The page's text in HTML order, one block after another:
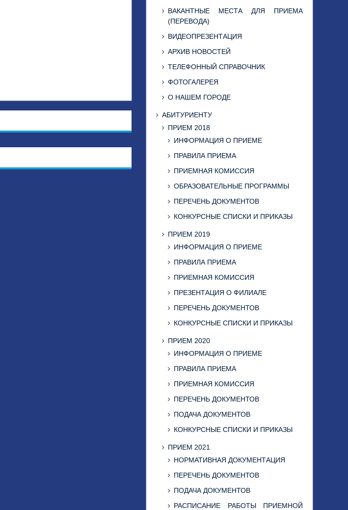
ВАКАНТНЫЕ МЕСТА ДЛЯ ПРИЕМА
(ПЕРЕВОДА)
ВИДЕОПРЕЗЕНТАЦИЯ
АРХИВ НОВОСТЕЙ
ТЕЛЕФОННЫЙ СПРАВОЧНИК
ФОТОГАЛЕРЕЯ
О НАШЕМ ГОРОДЕ
АБИТУРИЕНТУ
ПРИЕМ 2018
ИНФОРМАЦИЯ О ПРИЕМЕ
ПРАВИЛА ПРИЕМА
ПРИЕМНАЯ КОМИССИЯ
ОБРАЗОВАТЕЛЬНЫЕ ПРОГРАММЫ
ПЕРЕЧЕНЬ ДОКУМЕНТОВ
КОНКУРСНЫЕ СПИСКИ И ПРИКАЗЫ
ПРИЕМ 2019
ИНФОРМАЦИЯ О ПРИЕМЕ
ПРАВИЛА ПРИЕМА
ПРИЕМНАЯ КОМИССИЯ
ПРЕЗЕНТАЦИЯ О ФИЛИАЛЕ
ПЕРЕЧЕНЬ ДОКУМЕНТОВ
КОНКУРСНЫЕ СПИСКИ И ПРИКАЗЫ
ПРИЕМ 2020
ИНФОРМАЦИЯ О ПРИЕМЕ
ПРАВИЛА ПРИЕМА
ПРИЕМНАЯ КОМИССИЯ
ПЕРЕЧЕНЬ ДОКУМЕНТОВ
ПОДАЧА ДОКУМЕНТОВ
КОНКУРСНЫЕ СПИСКИ И ПРИКАЗЫ
ПРИЕМ 2021
НОРМАТИВНАЯ ДОКУМЕНТАЦИЯ
ПЕРЕЧЕНЬ ДОКУМЕНТОВ
ПОДАЧА ДОКУМЕНТОВ
РАСПИСАНИЕ РАБОТЫ ПРИЕМНОЙ